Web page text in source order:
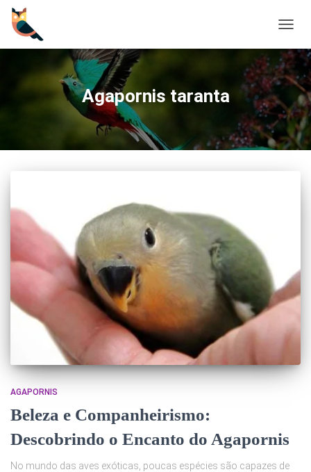
Agapornis taranta
AGAPORNIS
Beleza e Companheirismo:
Descobrindo o Encanto do Agapornis
No mundo das aves exóticas, poucas espécies são capazes de